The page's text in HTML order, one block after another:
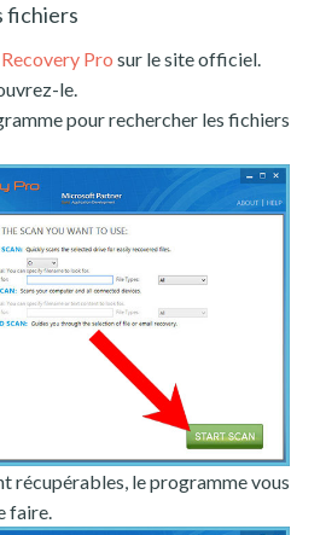
fichiers
Pro sur le site officiel.
le.
pour rechercher les fichiers
récupérables, le programme vous
faire.